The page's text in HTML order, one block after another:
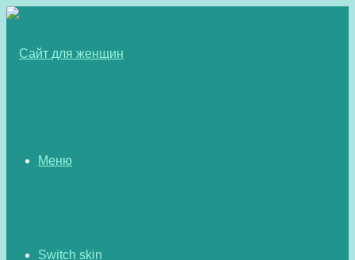
Меню
Switch skin